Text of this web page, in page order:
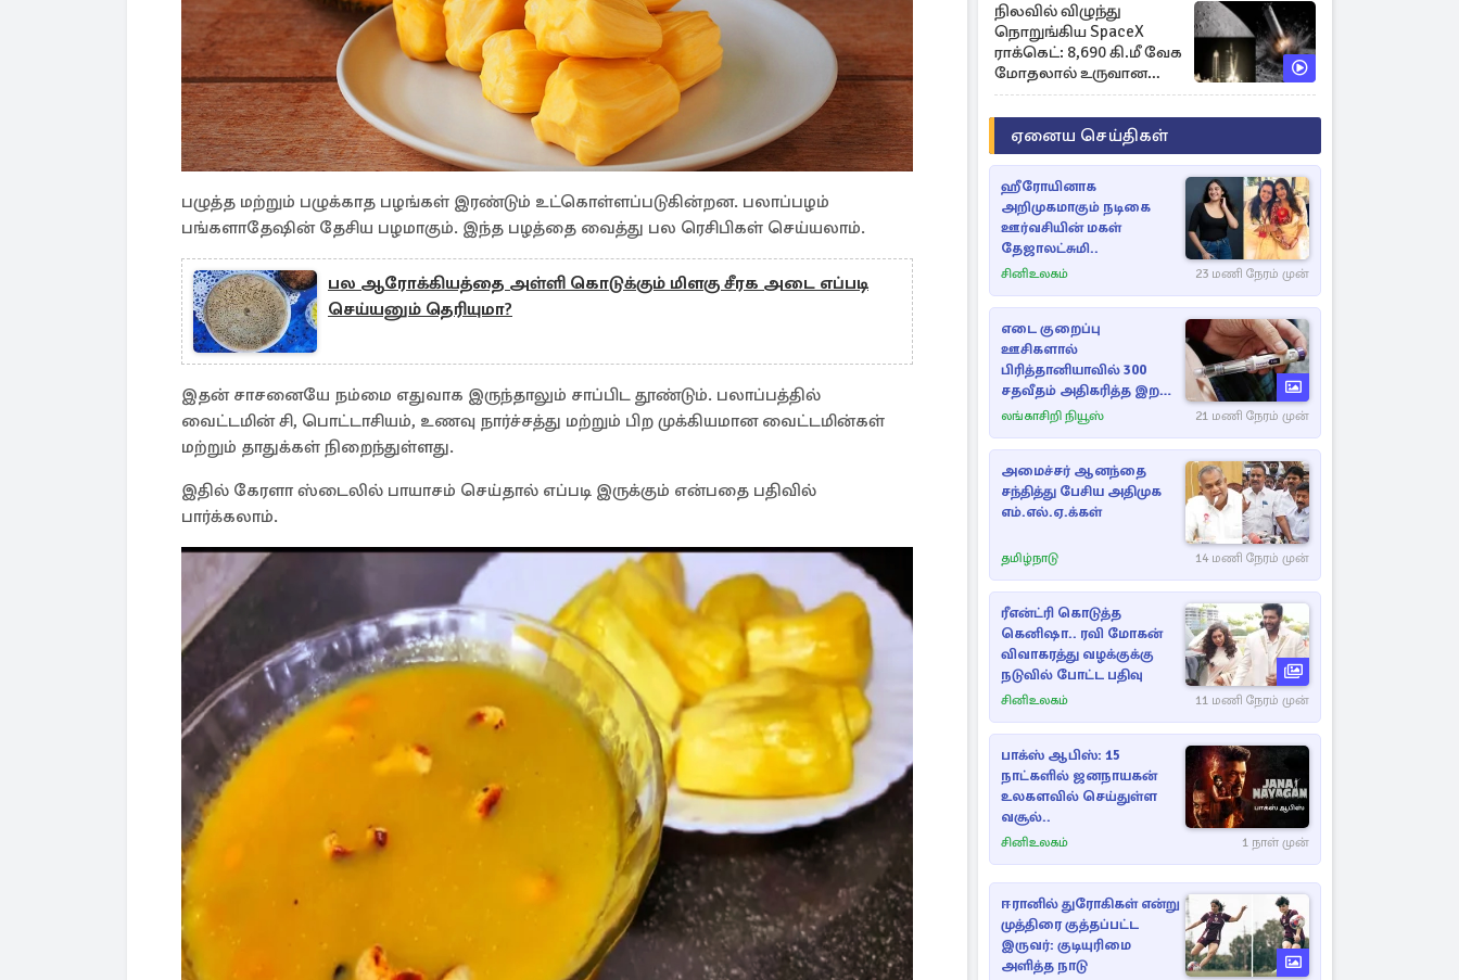
பழுத்த மற்றும் பழுக்காத பழங்கள் இரண்டும் உட்கொள்ளப்படுகின்றன. பலாப்பழம்
பங்களாதேஷின் தேசிய பழமாகும். இந்த பழத்தை வைத்து பல ரெசிபிகள் செய்யலாம்.
பல ஆரோக்கியத்தை அள்ளி கொடுக்கும் மிளகு சீரக அடை எப்படி
செய்யனும் தெரியுமா?
இதன் சாசனையே நம்மை எதுவாக இருந்தாலும் சாப்பிட தூண்டும். பலாப்பத்தில்
வைட்டமின் சி, பொட்டாசியம், உணவு நார்ச்சத்து மற்றும் பிற முக்கியமான வைட்டமின்கள்
மற்றும் தாதுக்கள் நிறைந்துள்ளது.
இதில் கேரளா ஸ்டைலில் பாயாசம் செய்தால் எப்படி இருக்கும் என்பதை பதிவில்
பார்க்கலாம்.
நிலவில் விழுந்து
நொறுங்கிய SpaceX
ராக்கெட்: 8,690 கி.மீ வேக
மோதலால் உருவான
புதிய பள்ளம்!
ஏனைய செய்திகள்
ஹீரோயினாக
அறிமுகமாகும் நடிகை
ஊர்வசியின் மகள்
தேஜாலட்சுமி..
சினிஉலகம் 23 மணி நேரம் முன்
எடை குறைப்பு
ஊசிகளால்
பிரித்தானியாவில் 300
சதவீதம் அதிகரித்த இறப்பு
எண்ணிக்கை
லங்காசிறி நியூஸ் 21 மணி நேரம் முன்
அமைச்சர் ஆனந்தை
சந்தித்து பேசிய அதிமுக
எம்.எல்.ஏ.க்கள்
தமிழ்நாடு 14 மணி நேரம் முன்
ரீஎன்ட்ரி கொடுத்த
கெனிஷா.. ரவி மோகன்
விவாகரத்து வழக்குக்கு
நடுவில் போட்ட பதிவு
சினிஉலகம் 11 மணி நேரம் முன்
பாக்ஸ் ஆபிஸ்: 15
நாட்களில் ஜனநாயகன்
உலகளவில் செய்துள்ள
வசூல்..
சினிஉலகம் 1 நாள் முன்
ஈரானில் துரோகிகள் என்று
முத்திரை குத்தப்பட்ட
இருவர்: குடியுரிமை
அளித்த நாடு